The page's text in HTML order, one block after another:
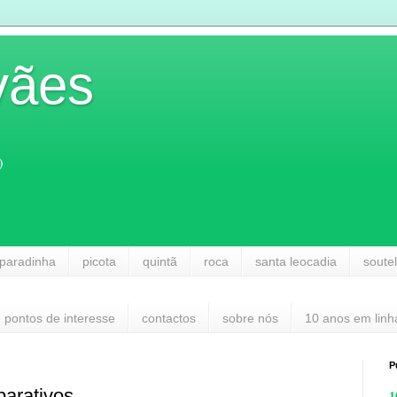
picota quintã roca santa leocadia
pontos de interesse contactos sobre nós 10 anos em